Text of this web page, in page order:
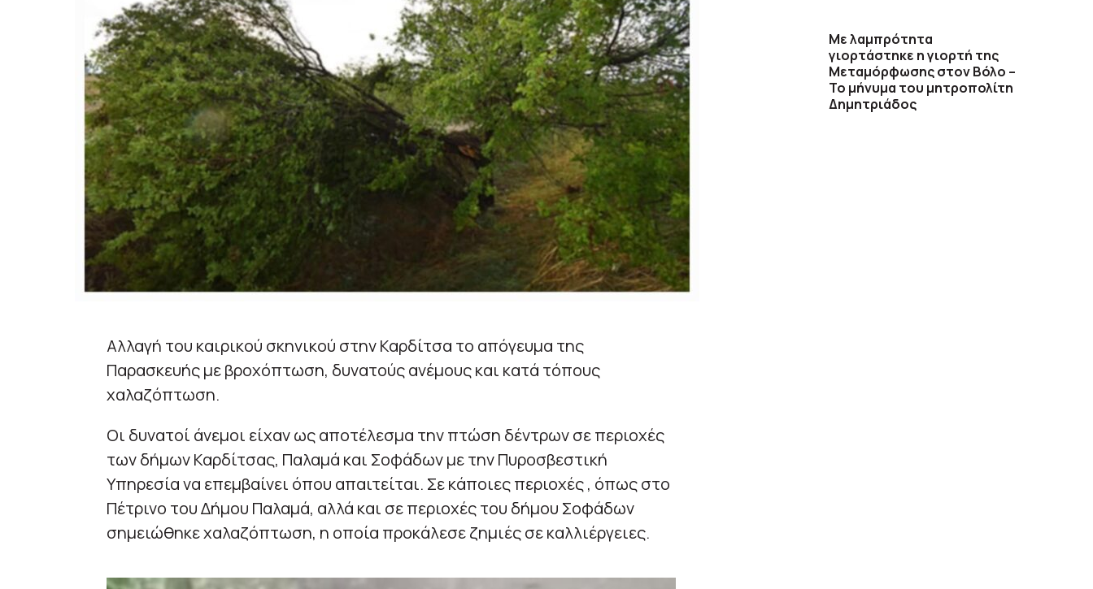
Αλλαγή του καιρικού σκηνικού στην Καρδίτσα το απόγευμα της
Παρασκευής με βροχόπτωση, δυνατούς ανέμους και κατά τόπους
χαλαζόπτωση.
Οι δυνατοί άνεμοι είχαν ως αποτέλεσμα την πτώση δέντρων σε περιοχές
των δήμων Καρδίτσας, Παλαμά και Σοφάδων με την Πυροσβεστική
Υπηρεσία να επεμβαίνει όπου απαιτείται. Σε κάποιες περιοχές , όπως στο
Πέτρινο του Δήμου Παλαμά, αλλά και σε περιοχές του δήμου Σοφάδων
σημειώθηκε χαλαζόπτωση, η οποία προκάλεσε ζημιές σε καλλιέργειες.
Με λαμπρότητα
γιορτάστηκε η γιορτή της
Μεταμόρφωσης στον Βόλο –
Το μήνυμα του μητροπολίτη
Δημητριάδος